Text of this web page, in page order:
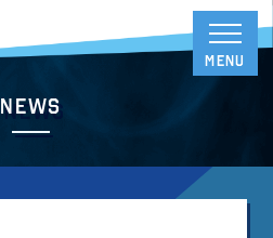
News